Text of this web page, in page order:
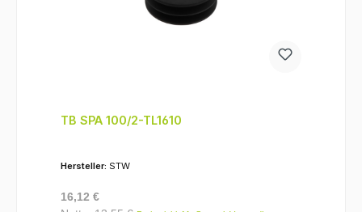
TB SPA 100/2-TL1610
Hersteller: STW
Regulärer Preis:
16,12 €